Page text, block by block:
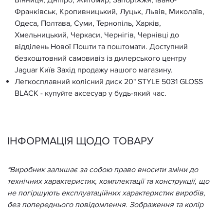
Франківськ, Кропивницький, Луцьк, Львів, Миколаїв,
Одеса, Полтава, Суми, Тернопіль, Харків,
Хмельницький, Черкаси, Чернігів, Чернівці до
відділень Нової Пошти та поштомати. Доступний
безкоштовний самовивіз із дилерського центру
Jaguar Київ Захід продажу нашого магазину.
Легкосплавний колісний диск 20" STYLE 5031 GLOSS
BLACK - купуйте аксесуар у будь-який час.
ІНФОРМАЦІЯ ЩОДО ТОВАРУ
*Виробник залишає за собою право вносити зміни до
технічних характеристик, комплектації та конструкції, що
не погіршують експлуатаційних характеристик виробів,
без попереднього повідомлення. Зображення та колір